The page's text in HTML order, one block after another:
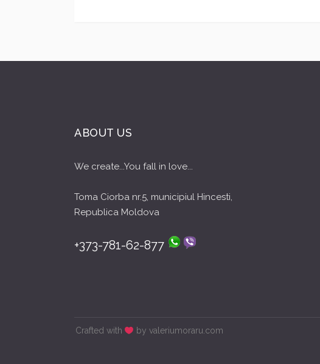
ABOUT US
We create...You fall in love...
Toma Ciorba nr.5, municipiul Hincesti,
Republica Moldova
+373-781-62-877
Crafted with by valeriumoraru.com